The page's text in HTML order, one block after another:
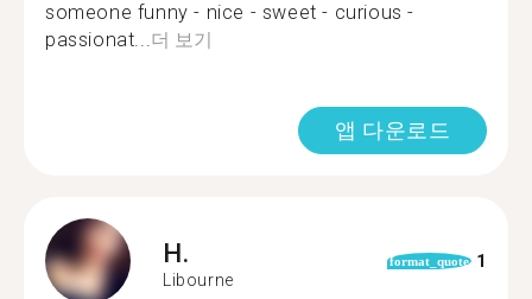
someone funny - nice - sweet - curious -
passionat...더 보기
앱 다운로드
H.
Libourne
format_quote 1